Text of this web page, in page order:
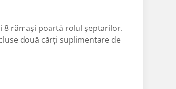
8 rămași poartă rolul șeptarilor.
două cărți suplimentare de